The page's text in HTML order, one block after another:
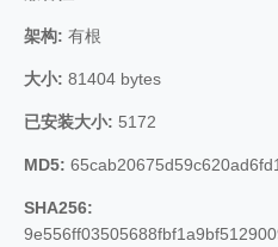
架构: 有根
大小: 81404 bytes
已安装大小: 5172
MD5:
SHA256: